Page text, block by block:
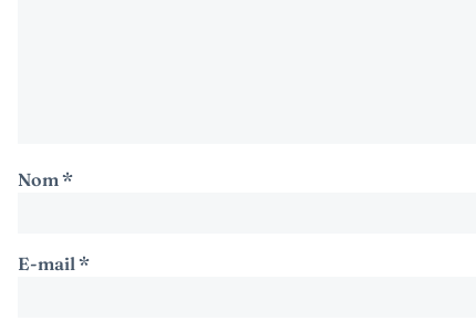
Nom*
E-mail*